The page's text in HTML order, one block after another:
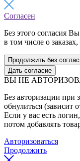
Согласен
Без этого согласия
в том числе о
Продолжить без
Дать согласие
ВЫ НЕ
Без авторизации при
обнулиться (зависит
Если у вас есть
потом добавлять
Авторизоваться
Продолжить